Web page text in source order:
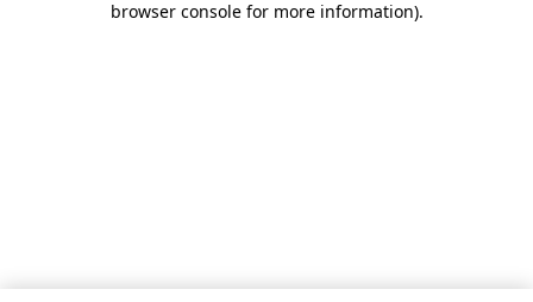
browser console for more information).